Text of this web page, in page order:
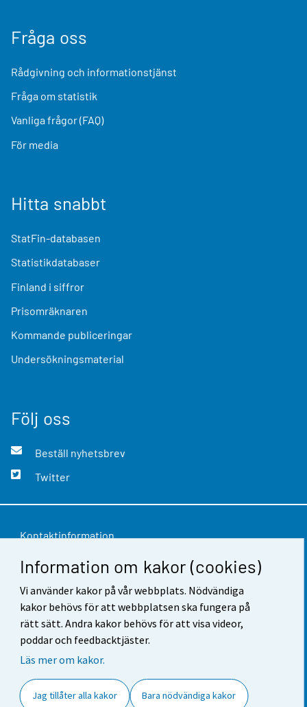
Information om kakor (cookies)
Vi använder kakor på vår webbplats. Nödvändiga
kakor behövs för att webbplatsen ska fungera på
rätt sätt. Andra kakor behövs för att visa videor,
poddar och feedbacktjäster.
Läs mer om kakor.
Jag tillåter alla kakor Bara nödvändiga kakor
Fråga oss
Rådgivning och informationstjänst
Fråga om statistik
Vanliga frågor (FAQ)
För media
Hitta snabbt
StatFin-databasen
Statistikdatabaser
Finland i siffror
Prisomräknaren
Kommande publiceringar
Undersökningsmaterial
Följ oss
Beställ nyhetsbrev
Twitter
Kontaktinformation
Respons
Användarvillkor
Dataskydd
Tillgänglighet
Cookie-inställningar